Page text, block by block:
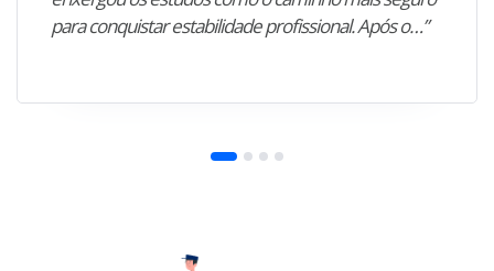
para conquistar estabilidade profissional. Após o…”